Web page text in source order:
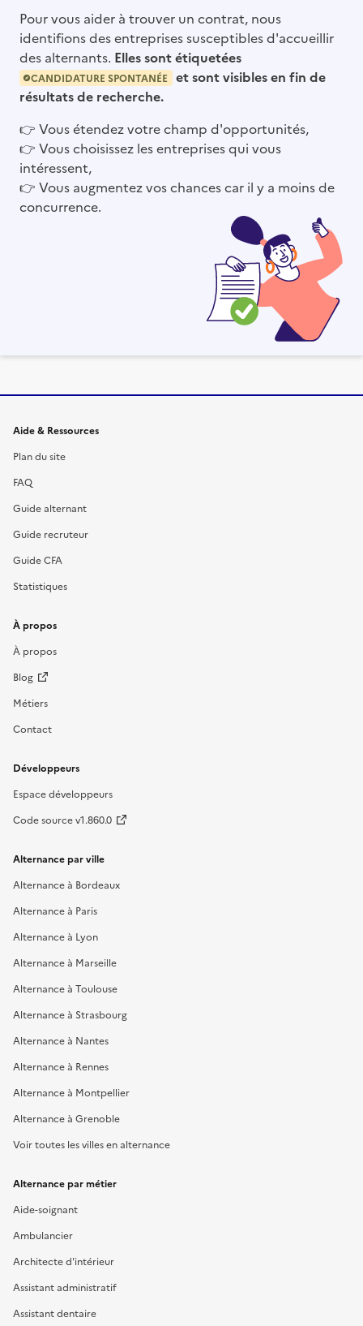
Pour vous aider à trouver un contrat, nous
identifions des entreprises susceptibles d'accueillir
des alternants. Elles sont étiquetées
CANDIDATURE SPONTANÉE
et sont visibles en fin de
résultats de recherche.
👉 Vous étendez votre champ d'opportunités,
👉 Vous choisissez les entreprises qui vous
intéressent,
👉 Vous augmentez vos chances car il y a moins de
concurrence.
Informations et liens du site
Aide & Ressources
Plan du site
FAQ
Guide alternant
Guide recruteur
Guide CFA
Statistiques
À propos
À propos
Blog
Métiers
Contact
Développeurs
Espace développeurs
Code source v1.860.0
Alternance par ville
Alternance à Bordeaux
Alternance à Paris
Alternance à Lyon
Alternance à Marseille
Alternance à Toulouse
Alternance à Strasbourg
Alternance à Nantes
Alternance à Rennes
Alternance à Montpellier
Alternance à Grenoble
Voir toutes les villes en alternance
Alternance par métier
Aide-soignant
Ambulancier
Architecte d'intérieur
Assistant administratif
Assistant dentaire